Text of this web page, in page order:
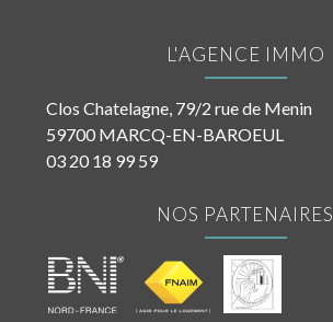
L'AGENCE IMMO
Clos Chatelagne, 79/2 rue de Menin
59700 MARCQ-EN-BAROEUL
03 20 18 99 59
NOS PARTENAIRES